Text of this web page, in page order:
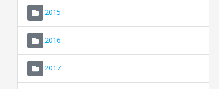
2015
2016
2017